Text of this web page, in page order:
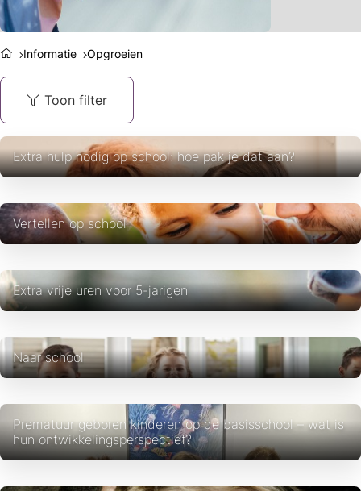
Informatie Opgroeien
Toon filter
Extra hulp nodig op school: hoe pak je dat aan?
Vertellen op school
Extra vrije uren voor 5-jarigen
Naar school
Prematuur geboren kinderen op de basisschool – wat is
hun ontwikkelingsperspectief?